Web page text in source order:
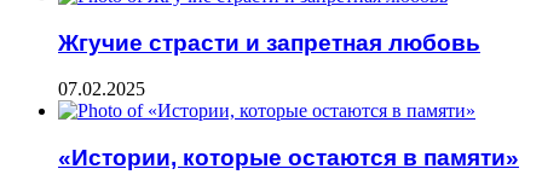
Жгучие страсти и запретная любовь
07.02.2025
«Истории, которые остаются в памяти»